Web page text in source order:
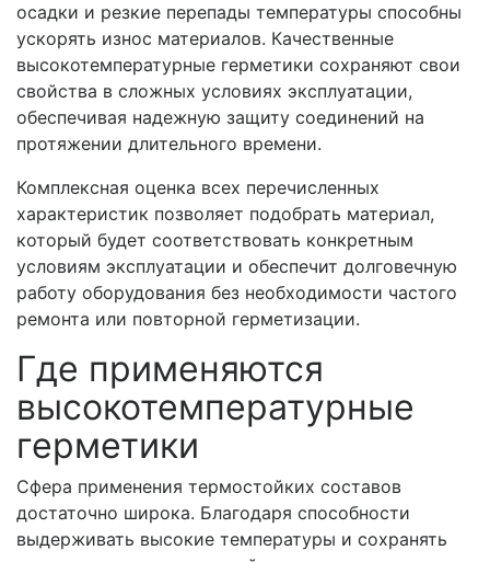
осадки и резкие перепады температуры способны
ускорять износ материалов. Качественные
высокотемпературные герметики сохраняют свои
свойства в сложных условиях эксплуатации,
обеспечивая надежную защиту соединений на
протяжении длительного времени.
Комплексная оценка всех перечисленных
характеристик позволяет подобрать материал,
который будет соответствовать конкретным
условиям эксплуатации и обеспечит долговечную
работу оборудования без необходимости частого
ремонта или повторной герметизации.
Где применяются
высокотемпературные
герметики
Сфера применения термостойких составов
достаточно широка. Благодаря способности
выдерживать высокие температуры и сохранять